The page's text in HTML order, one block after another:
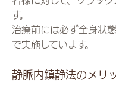
す。
治療前には必ず全身状
で実施しています。
静脈内鎮静法のメリ